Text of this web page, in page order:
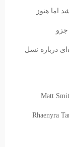
اما هنوز
درباره نسل